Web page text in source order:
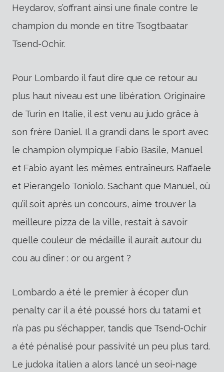
Heydarov, s’offrant ainsi une finale contre le
champion du monde en titre Tsogtbaatar
Tsend-Ochir.
Pour Lombardo il faut dire que ce retour au
plus haut niveau est une libération. Originaire
de Turin en Italie, il est venu au judo grâce à
son frère Daniel. Il a grandi dans le sport avec
le champion olympique Fabio Basile, Manuel
et Fabio ayant les mêmes entraîneurs Raffaele
et Pierangelo Toniolo. Sachant que Manuel, où
qu’il soit après un concours, aime trouver la
meilleure pizza de la ville, restait à savoir
quelle couleur de médaille il aurait autour du
cou au dîner : or ou argent ?
Lombardo a été le premier à écoper d’un
penalty car il a été poussé hors du tatami et
n’a pas pu s’échapper, tandis que Tsend-Ochir
a été pénalisé pour passivité un peu plus tard.
Le judoka italien a alors lancé un seoi-nage